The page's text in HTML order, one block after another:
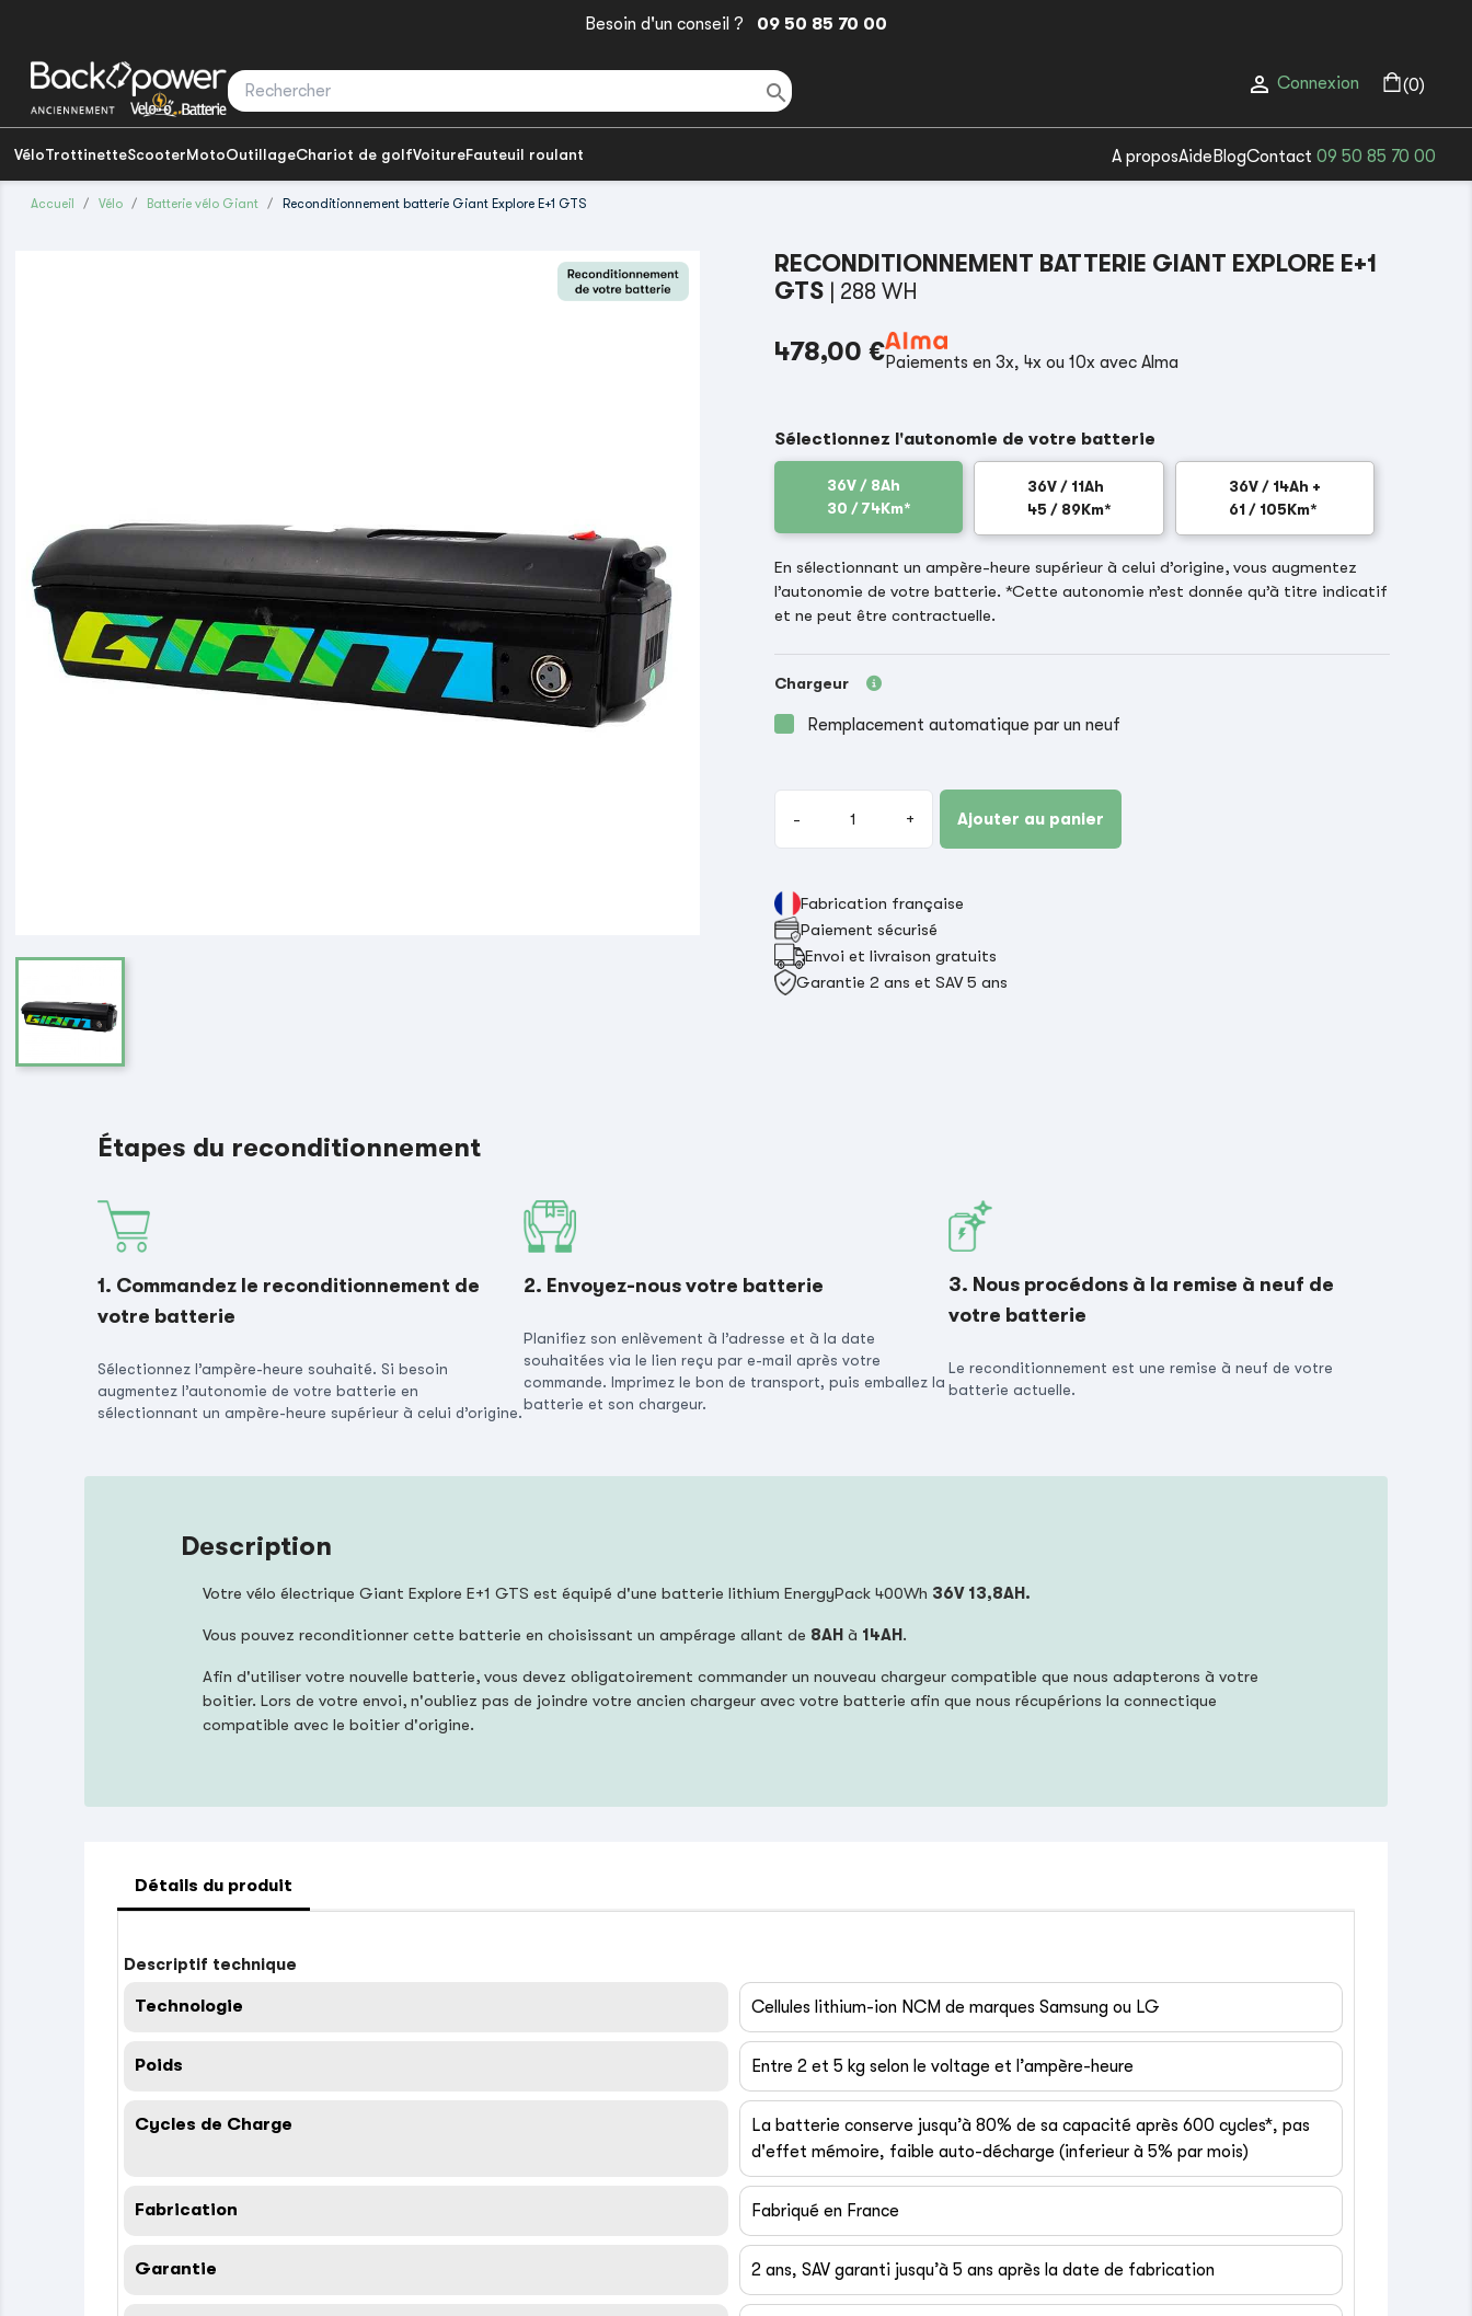
Besoin d'un conseil ? 09 50 85 70 00
  Connexion (0)
VéloTrottinetteScooterMotoOutillageChariot de golfVoitureFauteuil roulant A proposAide BlogContact 09 50 85 70 00
Accueil Vélo Batterie vélo Giant Reconditionnement batterie Giant Explore E+1 GTS
RECONDITIONNEMENT BATTERIE GIANT EXPLORE E+1
GTS
| 288 WH
478,00 €Paiements en 3x, 4x ou 10x avec Alma
Sélectionnez l'autonomie de votre batterie
36V / 8Ah
30 / 74Km*
36V / 11Ah
45 / 89Km*
36V / 14Ah +
61 / 105Km*
En sélectionnant un ampère-heure supérieur à celui d’origine, vous augmentez
l’autonomie de votre batterie. *Cette autonomie n’est donnée qu’à titre indicatif
et ne peut être contractuelle.
Chargeur
Remplacement automatique par un neuf
- + Ajouter au panier
Fabrication française
Paiement sécurisé
Envoi et livraison gratuits
Garantie 2 ans et SAV 5 ans
Étapes du reconditionnement
1. Commandez le reconditionnement de
votre batterie
Sélectionnez l’ampère-heure souhaité. Si besoin
augmentez l’autonomie de votre batterie en
sélectionnant un ampère-heure supérieur à celui d’origine.
2. Envoyez-nous votre batterie
Planifiez son enlèvement à l’adresse et à la date
souhaitées via le lien reçu par e-mail après votre
commande. Imprimez le bon de transport, puis emballez la
batterie et son chargeur.
3. Nous procédons à la remise à neuf de
votre batterie
Le reconditionnement est une remise à neuf de votre
batterie actuelle.
Description
Votre vélo électrique Giant Explore E+1 GTS est équipé d'une batterie lithium EnergyPack 400Wh 36V 13,8AH.
Vous pouvez reconditionner cette batterie en choisissant un ampérage allant de 8AH à 14AH.
Afin d'utiliser votre nouvelle batterie, vous devez obligatoirement commander un nouveau chargeur compatible que nous adapterons à votre
boitier. Lors de votre envoi, n'oubliez pas de joindre votre ancien chargeur avec votre batterie afin que nous récupérions la connectique
compatible avec le boitier d'origine.
Détails du produit
Descriptif technique
Technologie Cellules lithium-ion NCM de marques Samsung ou LG
Poids Entre 2 et 5 kg selon le voltage et l’ampère-heure
Cycles de Charge
La batterie conserve jusqu’à 80% de sa capacité après 600 cycles*, pas
d'effet mémoire, faible auto-décharge (inferieur à 5% par mois)
Fabrication Fabriqué en France
Garantie 2 ans, SAV garanti jusqu’à 5 ans après la date de fabrication